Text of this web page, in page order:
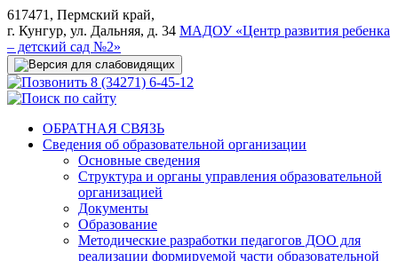
617471, Пермский край,
г. Кунгур, ул. Дальняя, д. 34 МАДОУ «Центр развития ребенка
– детский сад №2»
8 (34271) 6-45-12
ОБРАТНАЯ СВЯЗЬ
Сведения об образовательной организации
Основные сведения
Структура и органы управления образовательной
организацией
Документы
Образование
Методические разработки педагогов ДОО для
реализации формируемой части образовательной